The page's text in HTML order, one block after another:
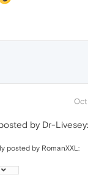
Oct
by Dr-Livesey:
posted by RomanXXL: